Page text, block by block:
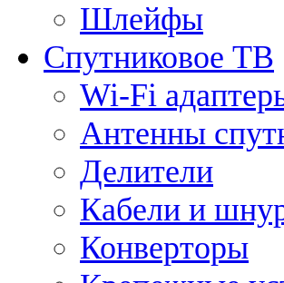
Шлейфы
Спутниковое ТВ
Wi-Fi
Антенны
Делители
Кабели и
Конверторы